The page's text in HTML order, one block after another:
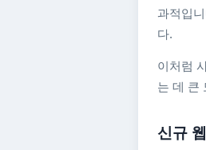
과적입
다.
이처럼
는 데 큰
신규